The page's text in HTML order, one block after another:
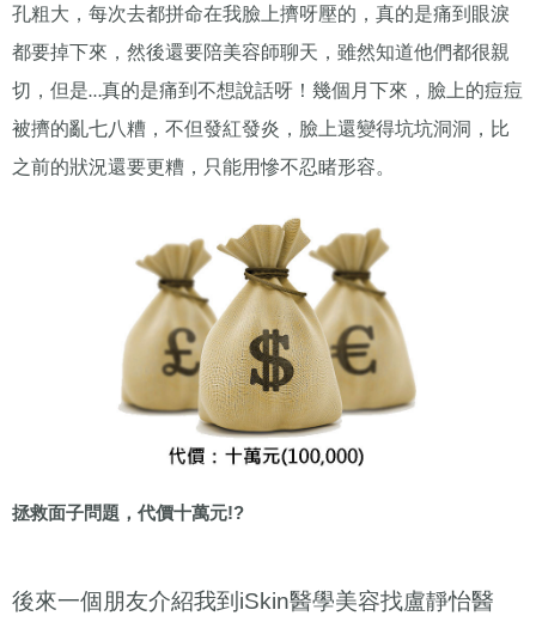
孔粗大，每次去都拼命在我臉上擠呀壓的，真的是痛到眼淚
都要掉下來，然後還要陪美容師聊天，雖然知道他們都很親
切，但是…真的是痛到不想說話呀！幾個月下來，臉上的痘痘
被擠的亂七八糟，不但發紅發炎，臉上還變得坑坑洞洞，比
之前的狀況還要更糟，只能用慘不忍睹形容。
拯救面子問題，代價十萬元!?
後來一個朋友介紹我到 iSkin醫學美容找盧靜怡醫